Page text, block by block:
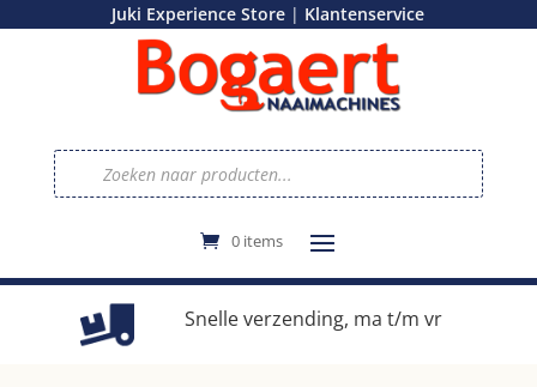
Juki Experience Store | Klantenservice
Producten
zoeken
0 items
Snelle verzending, ma t/m vr